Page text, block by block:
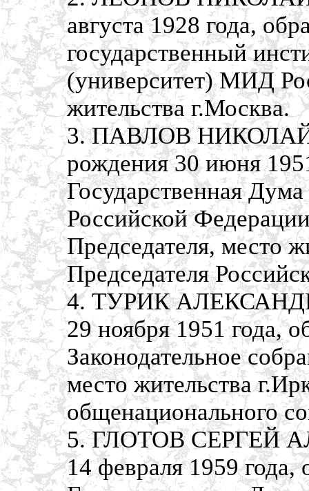
августа 1928 года,
государственный
(университет) МИД
жительства г.Москва.
3. ПАВЛОВ
рождения 30 июня
Государственная
Российской
Председателя, место
Председателя
4. ТУРИК
29 ноября 1951 года,
Законодательное
место жительства
общенационального
5. ГЛОТОВ СЕРГЕЙ
14 февраля 1959 года,